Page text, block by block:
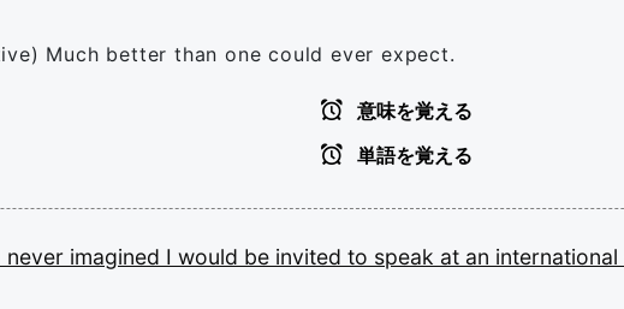
Much better than one could ever expect.
意味を覚える
単語を覚える
never imagined I would be invited to speak at an international